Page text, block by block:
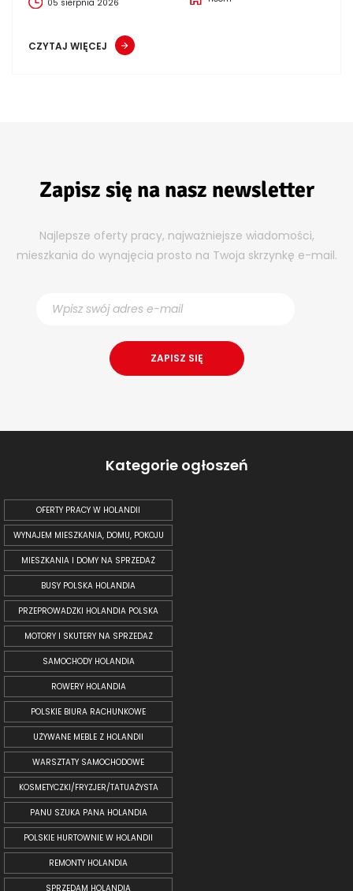
05 sierpnia 2026
CZYTAJ WIĘCEJ
Zapisz się na nasz newsletter
Najlepsze oferty pracy, najważniejsze wiadomości,
mieszkania do wynajęcia prosto na Twoja skrzynkę e-mail.
Kategorie ogłoszeń
OFERTY PRACY W HOLANDII
WYNAJEM MIESZKANIA, DOMU, POKOJU
MIESZKANIA I DOMY NA SPRZEDAŻ
BUSY POLSKA HOLANDIA
PRZEPROWADZKI HOLANDIA POLSKA
MOTORY I SKUTERY NA SPRZEDAŻ
SAMOCHODY HOLANDIA
ROWERY HOLANDIA
POLSKIE BIURA RACHUNKOWE
UŻYWANE MEBLE Z HOLANDII
WARSZTATY SAMOCHODOWE
KOSMETYCZKI/FRYZJER/TATUAŻYSTA
PANU SZUKA PANA HOLANDIA
POLSKIE HURTOWNIE W HOLANDII
REMONTY HOLANDIA
SPRZEDAM HOLANDIA